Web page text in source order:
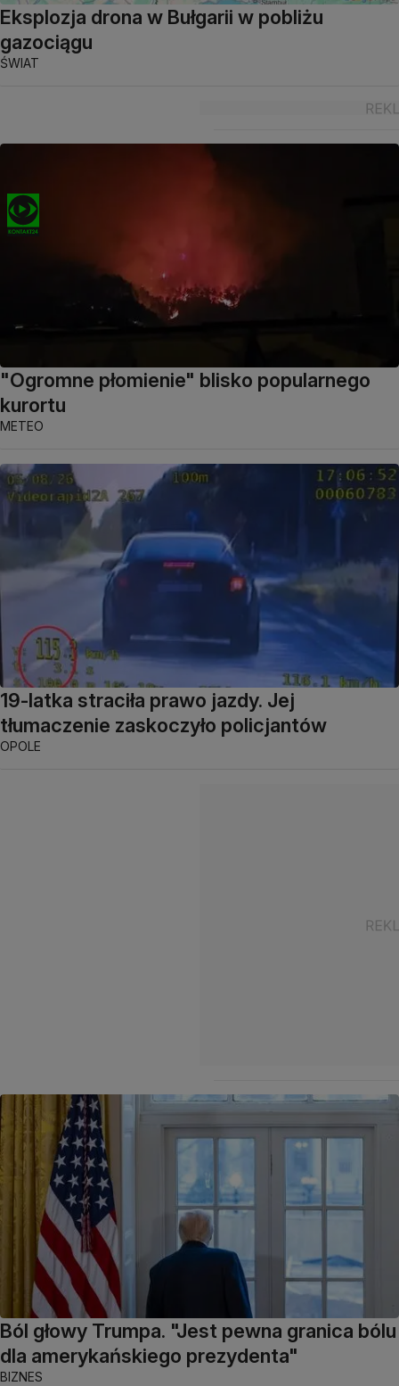
Eksplozja drona w Bułgarii w pobliżu
gazociągu
ŚWIAT
"Ogromne płomienie" blisko popularnego
kurortu
METEO
19-latka straciła prawo jazdy. Jej
tłumaczenie zaskoczyło policjantów
OPOLE
Ból głowy Trumpa. "Jest pewna granica bólu
dla amerykańskiego prezydenta"
BIZNES